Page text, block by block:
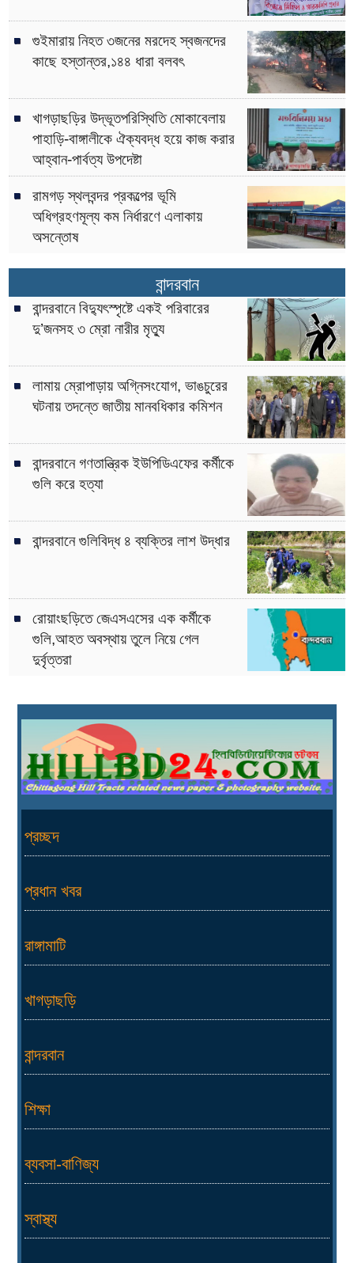
গুইমারায় নিহত ৩জনের মরদেহ স্বজনদের
কাছে হস্তান্তর,১৪৪ ধারা বলবৎ
খাগড়াছড়ির উদ্ভূতপরিস্থিতি মোকাবেলায়
পাহাড়ি-বাঙ্গালীকে ঐক্যবদ্ধ হয়ে কাজ করার
আহ্বান-পার্বত্য উপদেষ্টা
রামগড় স্থলবন্দর প্রকল্পের ভূমি
অধিগ্রহণমূল্য কম নির্ধারণে এলাকায়
অসন্তোষ
বান্দরবান
বান্দরবানে বিদ্যুৎস্পৃষ্টে একই পরিবারের
দু’জনসহ ৩ ম্রো নারীর মৃত্যু
লামায় ম্রোপাড়ায় অগ্নিসংযোগ, ভাঙচুরের
ঘটনায় তদন্তে জাতীয় মানবধিকার কমিশন
বান্দরবানে গণতান্ত্রিক ইউপিডিএফের কর্মীকে
গুলি করে হত্যা
বান্দরবানে গুলিবিদ্ধ ৪ ব্যক্তির লাশ উদ্ধার
রোয়াংছড়িতে জেএসএসের এক কর্মীকে
গুলি,আহত অবস্থায় তুলে নিয়ে গেল
দুর্বৃত্তরা
প্রচ্ছদ
প্রধান খবর
রাঙ্গামাটি
খাগড়াছড়ি
বান্দরবান
শিক্ষা
ব্যবসা-বাণিজ্য
স্বাস্থ্য